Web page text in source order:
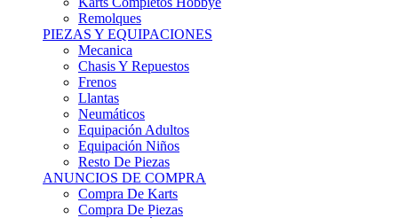
Remolques
PIEZAS Y EQUIPACIONES
Mecanica
Chasis Y Repuestos
Frenos
Llantas
Neumáticos
Equipación Adultos
Equipación Niños
Resto De Piezas
ANUNCIOS DE COMPRA
Compra De Karts
Compra De Piezas